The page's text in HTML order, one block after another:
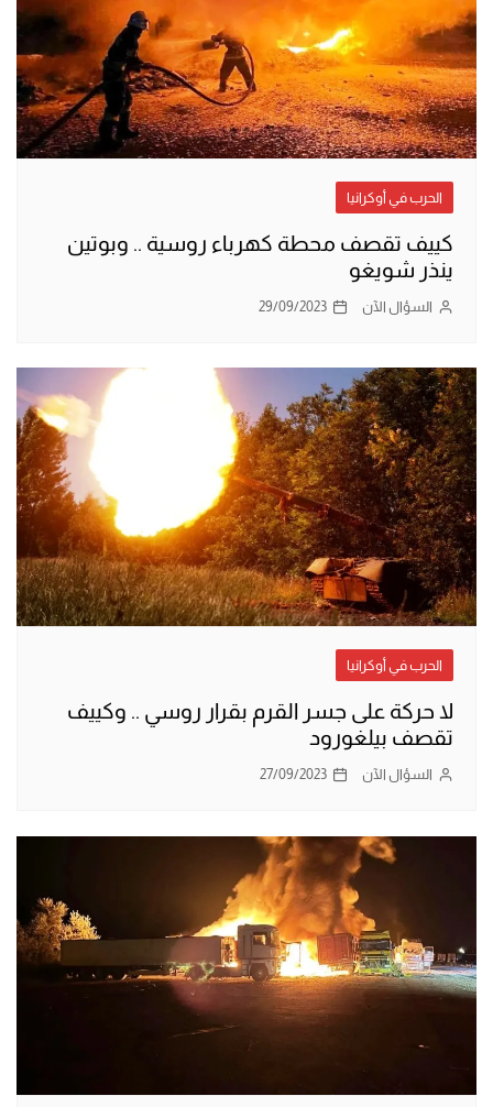
الحرب في أوكرانيا
كييف تقصف محطة كهرباء روسية .. وبوتين
ينذر شويغو
السؤال الآن 29/09/2023
الحرب في أوكرانيا
لا حركة على جسر القرم بقرار روسي .. وكييف
تقصف بيلغورود
السؤال الآن 27/09/2023